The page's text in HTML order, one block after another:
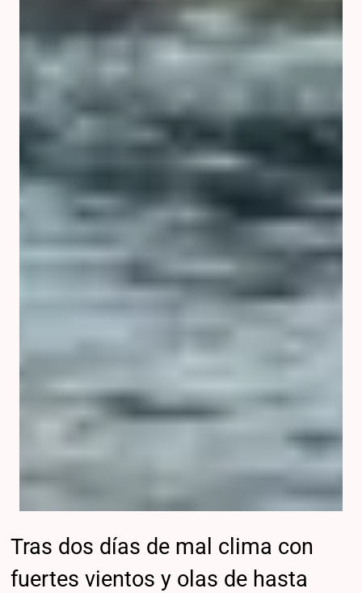
Tras dos días de mal clima con
fuertes vientos y olas de hasta